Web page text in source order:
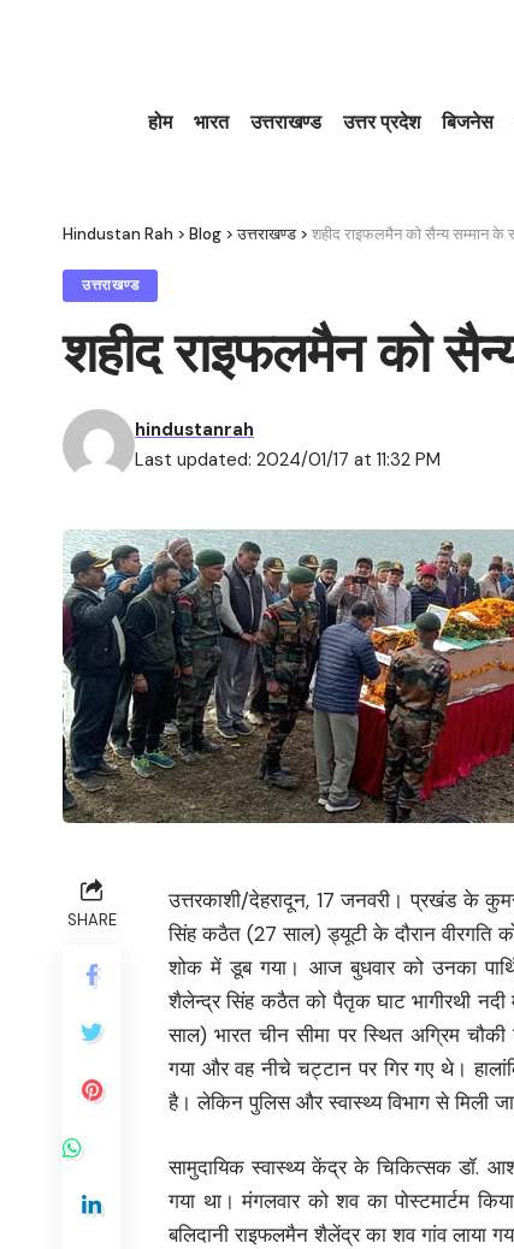
होम भारत उत्तराखण्ड उत्तर प्रदेश बिजनेस
Hindustan Rah > Blog >उत्तराखण्ड > शहीद राइफलमैन को सैन्य सम्मान के
उत्तराखण्ड
शहीद राइफलमैन को
Last updated: 2024/01/17 at 11:32 PM
hindustanrah
SHARE
उत्तरकाशी/देहरादून, 17 जनवरी। प्रखंड के
सिंह कठैत (27 साल) ड्यूटी के दौरान वीरगति
शोक में डूब गया। आज बुधवार को उनका
शैलेन्द्र सिंह कठैत को पैतृक घाट भागीरथी
साल) भारत चीन सीमा पर स्थित अग्रिम
गया और वह नीचे चट्टान पर गिर गए थे।
है। लेकिन पुलिस और स्वास्थ्य विभाग से मिली
सामुदायिक स्वास्थ्य केंद्र के चिकित्सक डॉ.
गया था। मंगलवार को शव का पोस्टमार्टम
बलिदानी राइफलमैन शैलेंद्र का शव गांव लाया